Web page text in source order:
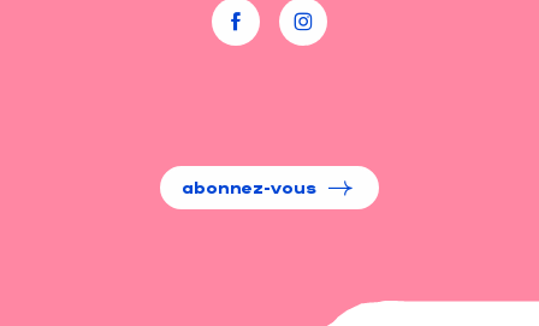
abonnez-vous